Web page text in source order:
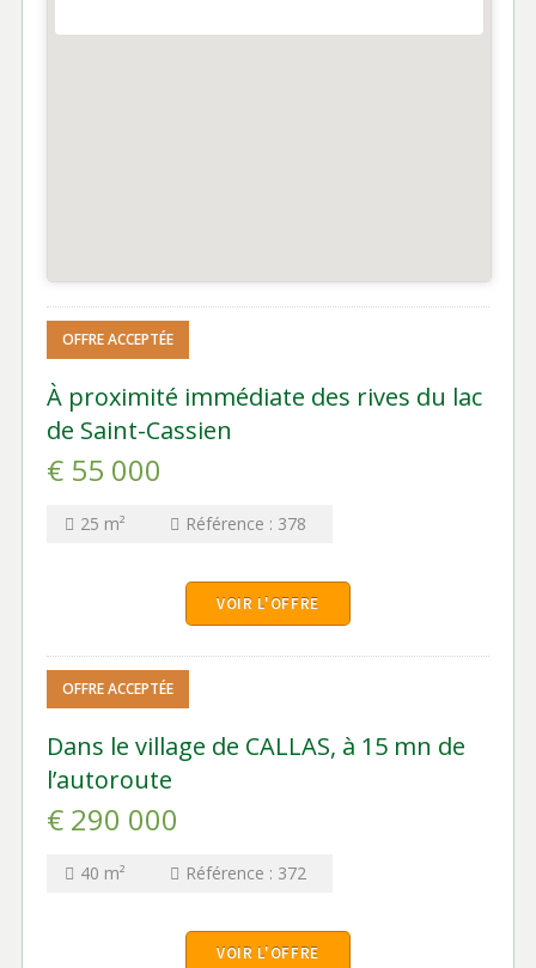
OFFRE ACCEPTÉE
À proximité immédiate des rives du lac
de Saint-Cassien
€ 55 000
25 m² Référence : 378
VOIR L'OFFRE
OFFRE ACCEPTÉE
Dans le village de CALLAS, à 15 mn de
l’autoroute
€ 290 000
40 m² Référence : 372
VOIR L'OFFRE